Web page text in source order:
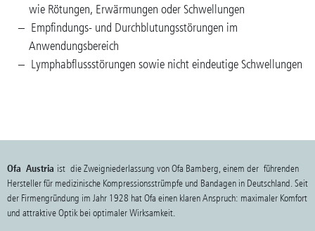
wie Rötungen, Erwärmungen oder Schwellungen
Empfindungs- und Durchblutungsstörungen im
Anwendungsbereich
Lymphabflussstörungen sowie nicht eindeutige Schwellungen
Ofa Austria ist die Zweigniederlassung von Ofa Bamberg, einem der führenden
Hersteller für medizinische Kompressionsstrümpfe und Bandagen in Deutschland. Seit
der Firmengründung im Jahr 1928 hat Ofa einen klaren Anspruch: maximaler Komfort
und attraktive Optik bei optimaler Wirksamkeit.